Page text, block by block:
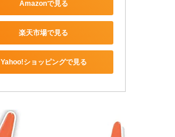
Amazonで見る
楽天市場で見る
Yahoo!ショッピングで見る